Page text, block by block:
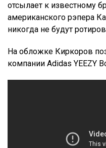
отсылает к известному
американского рэпера
никогда не будут
На обложке Киркоров
компании Adidas YEEZY